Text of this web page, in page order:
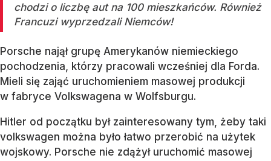
chodzi o liczbę aut na 100 mieszkańców. Również
Francuzi wyprzedzali Niemców!
Porsche najął grupę Amerykanów niemieckiego
pochodzenia, którzy pracowali wcześniej dla Forda.
Mieli się zająć uruchomieniem masowej produkcji
w fabryce Volkswagena w Wolfsburgu.
Hitler od początku był zainteresowany tym, żeby taki
volkswagen można było łatwo przerobić na użytek
wojskowy. Porsche nie zdążył uruchomić masowej